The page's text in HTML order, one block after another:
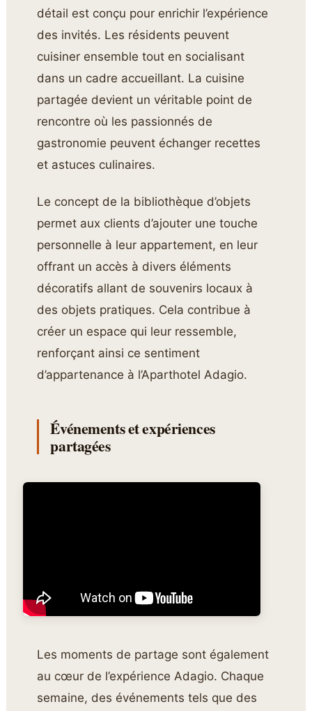
détail est conçu pour enrichir l’expérience
des invités. Les résidents peuvent
cuisiner ensemble tout en socialisant
dans un cadre accueillant. La cuisine
partagée devient un véritable point de
rencontre où les passionnés de
gastronomie peuvent échanger recettes
et astuces culinaires.
Le concept de la bibliothèque d’objets
permet aux clients d’ajouter une touche
personnelle à leur appartement, en leur
offrant un accès à divers éléments
décoratifs allant de souvenirs locaux à
des objets pratiques. Cela contribue à
créer un espace qui leur ressemble,
renforçant ainsi ce sentiment
d’appartenance à l’Aparthotel Adagio.
Événements et expériences
partagées
Les moments de partage sont également
au cœur de l’expérience Adagio. Chaque
semaine, des événements tels que des